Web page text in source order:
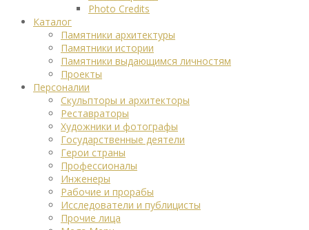
Photo Credits
Каталог
Памятники архитектуры
Памятники истории
Памятники выдающимся личностям
Проекты
Персоналии
Скульпторы и архитекторы
Реставраторы
Художники и фотографы
Государственные деятели
Герои страны
Профессионалы
Инженеры
Рабочие и прорабы
Исследователи и публицисты
Прочие лица